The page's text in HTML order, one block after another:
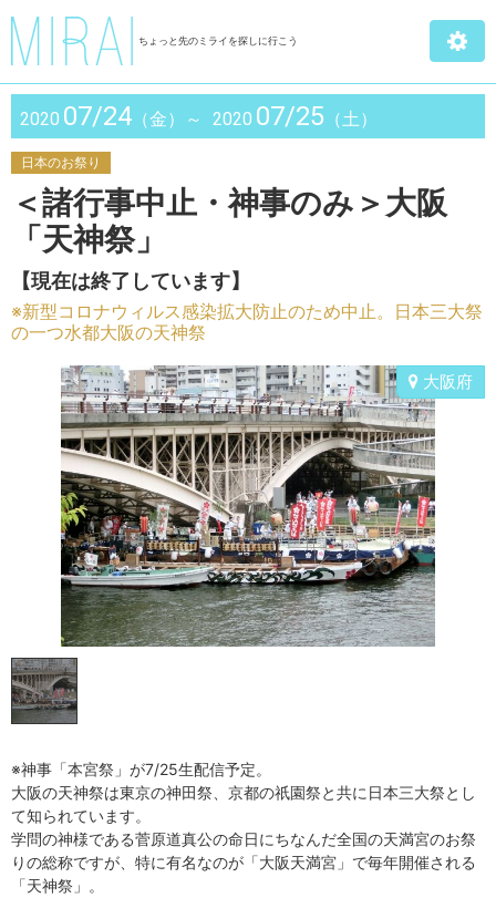
ちょっと先のミライを探しに行こう
2020 07/24 （金）～ 2020 07/25 （土）
日本のお祭り
＜諸行事中止・神事のみ＞大阪
「天神祭」
【現在は終了しています】
※新型コロナウィルス感染拡大防止のため中止。日本三大祭
の一つ水都大阪の天神祭
大阪府
※神事「本宮祭」が7/25生配信予定。
大阪の天神祭は東京の神田祭、京都の祇園祭と共に日本三大祭とし
て知られています。
学問の神様である菅原道真公の命日にちなんだ全国の天満宮のお祭
りの総称ですが、特に有名なのが「大阪天満宮」で毎年開催される
「天神祭」。